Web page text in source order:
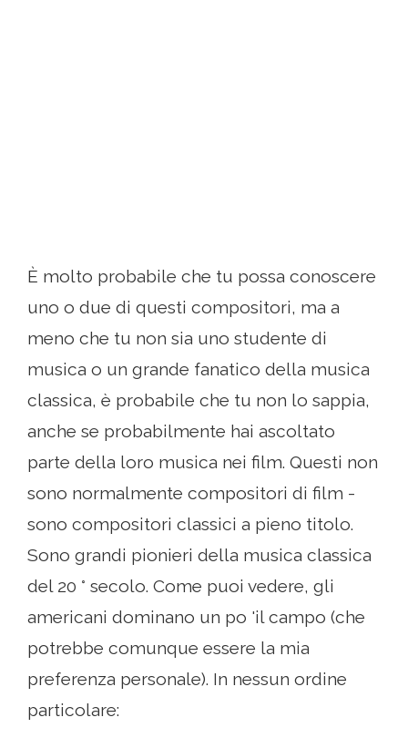
È molto probabile che tu possa conoscere
uno o due di questi compositori, ma a
meno che tu non sia uno studente di
musica o un grande fanatico della musica
classica, è probabile che tu non lo sappia,
anche se probabilmente hai ascoltato
parte della loro musica nei film. Questi non
sono normalmente compositori di film -
sono compositori classici a pieno titolo.
Sono grandi pionieri della musica classica
del 20 ° secolo. Come puoi vedere, gli
americani dominano un po 'il campo (che
potrebbe comunque essere la mia
preferenza personale). In nessun ordine
particolare: